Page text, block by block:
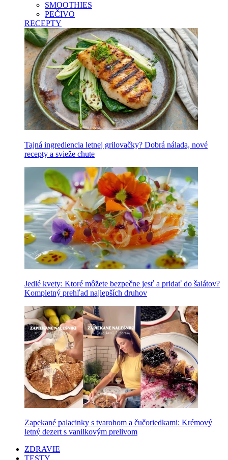
SMOOTHIES
PEČIVO
RECEPTY
Tajná ingrediencia letnej grilovačky? Dobrá nálada, nové
recepty a svieže chute
Jedlé kvety: Ktoré môžete bezpečne jesť a pridať do šalátov?
Kompletný prehľad najlepších druhov
Zapekané palacinky s tvarohom a čučoriedkami: Krémový
letný dezert s vanilkovým prelivom
ZDRAVIE
TESTY